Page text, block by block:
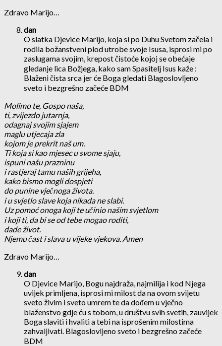
Zdravo Marijo…
dan
O slatka Djevice Marijo, koja si po Duhu Svetom začela i
rodila božanstveni plod utrobe svoje Isusa, isprosi mi po
zaslugama svojim, krepost čistoće kojoj se obećaje
gledanje lica Božjega, kako sam Spasitelj Isus kaže :
Blaženi čista srca jer će Boga gledati Blagoslovljeno
sveto i bezgrešno začeće BDM
Molimo te, Gospo naša,
ti, zvijezdo jutarnja,
odagnaj svojim sjajem
maglu utjecaja zla
kojom je prekrit naš um.
Ti koja si kao mjesec u svome sjaju,
ispuni našu prazninu
i rastjeraj tamu naših grijeha,
kako bismo mogli dospjeti
do punine vječnoga života.
i u svjetlo slave koja nikada ne slabi.
Uz pomoć onoga koji te učinio našim svjetlom
i koji ti, da bi se od tebe mogao roditi,
dade život.
Njemu čast i slava u vijeke vjekova. Amen
Zdravo Marijo…
dan
O Djevice Marijo, Bogu najdraža, najmilija i kod Njega
uvijek primljena, isprosi mi milost da na ovom svijetu
sveto živim i sveto umrem te da dođem u vječno
blaženstvo gdje ću s tobom, u društvu svih svetih, zauvijek
Boga slaviti i hvaliti a tebi na isprošenim milostima
zahvaljivati. Blagoslovljeno sveto i bezgrešno začeće
BDM